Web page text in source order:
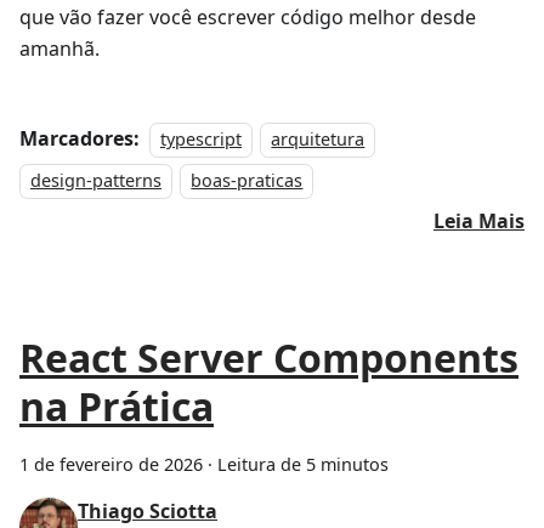
que vão fazer você escrever código melhor desde
amanhã.
Marcadores: typescript
arquitetura
design-patterns
boas-praticas
Leia Mais
React Server Components
na Prática
1 de fevereiro de 2026 · Leitura de 5 minutos
Thiago Sciotta